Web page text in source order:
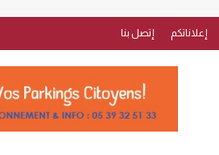
إعلاناتكم إتصل بنا